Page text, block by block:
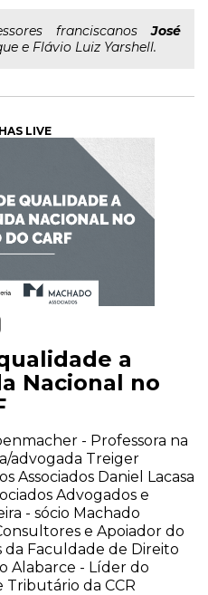
franciscanosJosé
e Flávio Luiz Yarshell.
LIVE
a
Nacional no
- Professora na
advogada Treiger
Associados Daniel Lacasa
Advogados e
- sócio Machado
e Apoiador do
da Faculdade de Direito
Alabarce - Líder do
Tributário da CCR